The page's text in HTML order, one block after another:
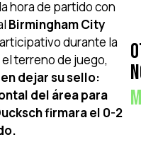
hora de partido con
Birmingham City
durante la
terreno de juego,
dejar su sello:
del área para
firmara el 0-2